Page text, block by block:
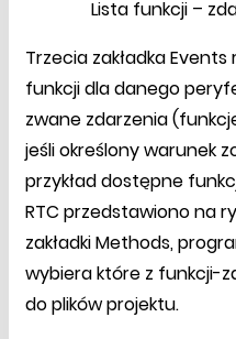
Lista funkcji –
Trzecia zakładka
funkcji dla danego
zwane zdarzenia
jeśli określony warunek
przykład dostępne
RTC przedstawiono na
zakładki Methods,
wybiera które z funkcji-
do plików projektu.